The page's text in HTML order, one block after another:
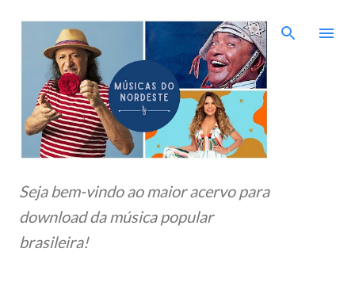
Pular para o conteúdo principal
Seja bem-vindo ao maior acervo para
download da música popular
brasileira!